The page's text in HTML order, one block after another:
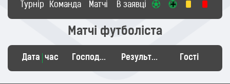
Турнір Команда Матчі В заявці
Матчі футболіста
Дата час Господарі Результат Гості